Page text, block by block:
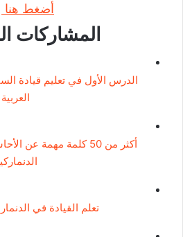
أضغط هنا
المشاركات
الدرس الأول في تعليم قيادة
العربية
أكثر من 50 كلمة مهمة
تعلم القيادة في